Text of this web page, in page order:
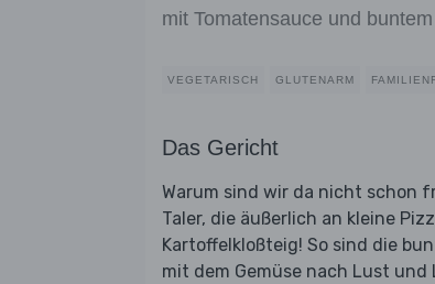
mit Tomatensauce und
VEGETARISCH GLUTENARM
Das Gericht
Warum sind wir da nicht schon
Taler, die äußerlich an kleine
Kartoffelkloßteig! So sind die
mit dem Gemüse nach Lust